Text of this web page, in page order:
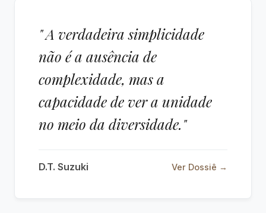
" A verdadeira simplicidade
não é a ausência de
complexidade, mas a
capacidade de ver a unidade
no meio da diversidade."
D.T. Suzuki Ver Dossiê →